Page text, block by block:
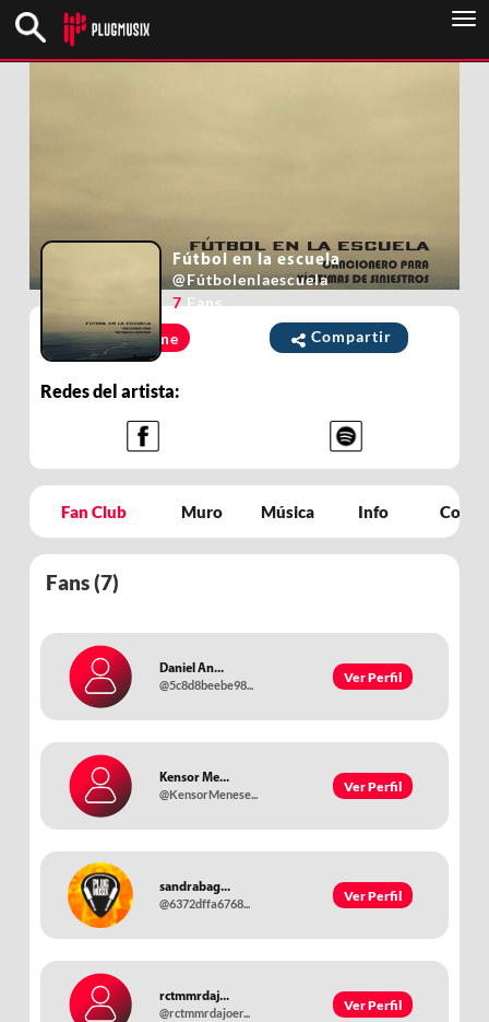
Unirme Compartir
Redes del artista:
Fútbol en la escuela
@Fútbolenlaescuela
7 Fans
Fan Club Muro Música Info
Fans (7)
Daniel An...
@5c8d8beebe98... Ver Perfil
Kensor Me...
@KensorMenese... Ver Perfil
sandrabag...
@6372dffa6768... Ver Perfil
rctmmrdaj...
@rctmmrdajoer... Ver Perfil